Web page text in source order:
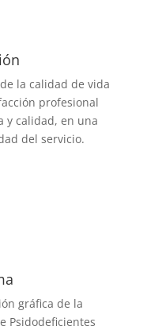
la calidad de vida
profesional
y calidad, en una
del servicio.
gráfica de la
Psidodeficientes